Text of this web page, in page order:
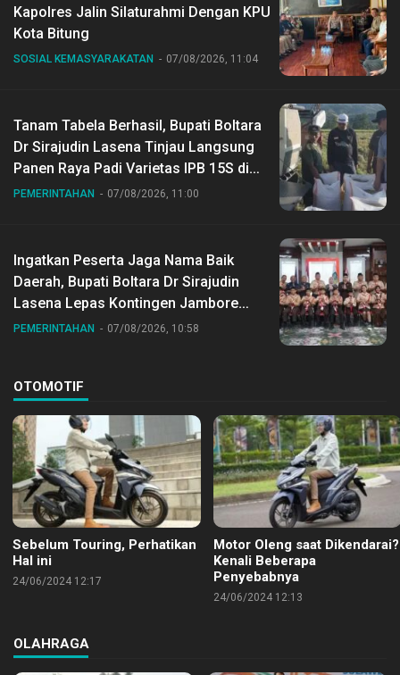
Kapolres Jalin Silaturahmi Dengan KPU
Kota Bitung
SOSIAL KEMASYARAKATAN 07/08/2026, 11:04
Tanam Tabela Berhasil, Bupati Boltara
Dr Sirajudin Lasena Tinjau Langsung
Panen Raya Padi Varietas IPB 15S di
Desa Gihang
PEMERINTAHAN 07/08/2026, 11:00
Ingatkan Peserta Jaga Nama Baik
Daerah, Bupati Boltara Dr Sirajudin
Lasena Lepas Kontingen Jambore
Nasional ke XII di Buperta Cibubur
PEMERINTAHAN 07/08/2026, 10:58
OTOMOTIF
Sebelum Touring, Perhatikan
Hal ini
24/06/2024 12:17
Motor Oleng saat Dikendarai?
Kenali Beberapa
Penyebabnya
24/06/2024 12:13
OLAHRAGA